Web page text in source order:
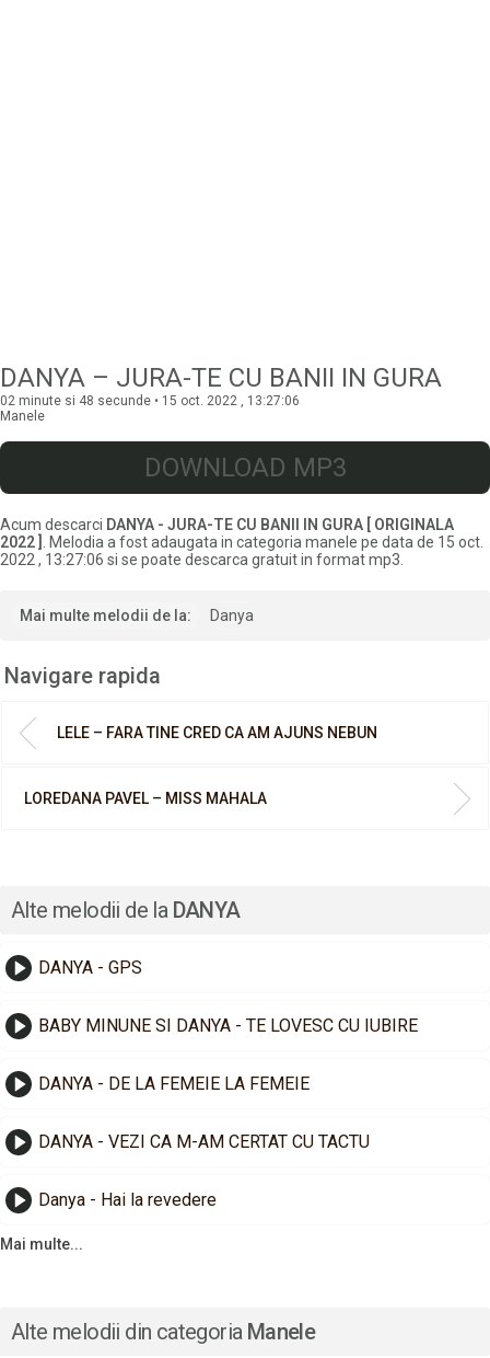
DANYA – JURA-TE CU BANII IN GURA
02 minute si 48 secunde • 15 oct. 2022 , 13:27:06
Manele
DOWNLOAD MP3
Acum descarci DANYA - JURA-TE CU BANII IN GURA [ ORIGINALA
2022 ]
. Melodia a fost adaugata in categoria manele pe data de 15 oct.
2022 , 13:27:06 si se poate descarca gratuit in format mp3.
Mai multe melodii de la: Danya
Navigare rapida
LELE – FARA TINE CRED CA AM AJUNS NEBUN
LOREDANA PAVEL – MISS MAHALA
Alte melodii de la DANYA
DANYA - GPS
BABY MINUNE SI DANYA - TE LOVESC CU IUBIRE
DANYA - DE LA FEMEIE LA FEMEIE
DANYA - VEZI CA M-AM CERTAT CU TACTU
Danya - Hai la revedere
Mai multe...
Alte melodii din categoria Manele